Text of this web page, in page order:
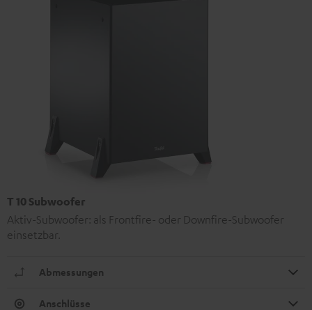
T 10 Subwoofer
Aktiv-Subwoofer: als Frontfire- oder Downfire-Subwoofer
einsetzbar.
Abmessungen
Anschlüsse